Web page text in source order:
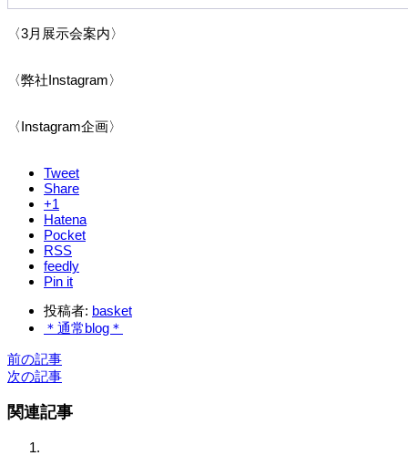
〈3月展示会案内〉
〈弊社Instagram〉
〈Instagram企画〉
Tweet
Share
+1
Hatena
Pocket
RSS
feedly
Pin it
投稿者: basket
＊通常blog＊
前の記事
次の記事
関連記事